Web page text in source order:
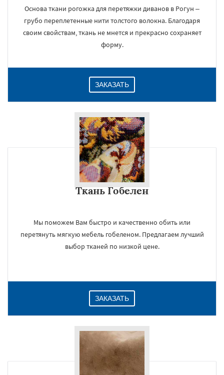
Основа ткани рогожка для перетяжки диванов в Рогун –
грубо переплетенные нити толстого волокна. Благодаря
своим свойствам, ткань не мнется и прекрасно сохраняет
форму.
ЗАКАЗАТЬ
Ткань Гобелен
Мы поможем Вам быстро и качественно обить или
перетянуть мягкую мебель гобеленом. Предлагаем лучший
выбор тканей по низкой цене.
ЗАКАЗАТЬ